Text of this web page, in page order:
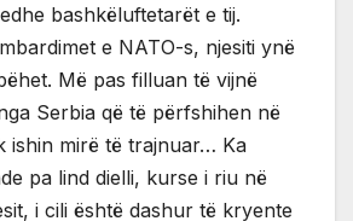
bashkëluftetarët e tij.
e NATO-s, njesiti ynë
Më pas filluan të vijnë
Serbia që të përfshihen në
ishin mirë të trajnuar… Ka
pa lind dielli, kurse i riu në
i cili është dashur të kryente